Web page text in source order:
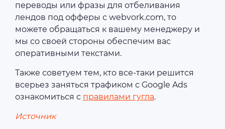
переводы или фразы для отбеливания
лендов под офферы с webvork.com, то
можете обращаться к вашему менеджеру и
мы со своей стороны обеспечим вас
оперативными текстами.
Также советуем тем, кто все-таки решится
всерьез заняться трафиком с Google Ads
ознакомиться с правилами гугла.
Источник